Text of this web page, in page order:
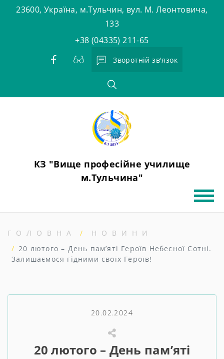
23600, Україна, м.Тульчин, вул. М. Леонтовича,
133
+38 (04335) 211-65
Зворотній зв'язок
КЗ "Вище професійне училище
м.Тульчина"
ГОЛОВНА
НОВИНИ
20 лютого – День пам’яті Героїв Небесної Сотні.
Залишаємося гідними своїх Героїв!
20.02.2024
20 лютого – День пам’яті